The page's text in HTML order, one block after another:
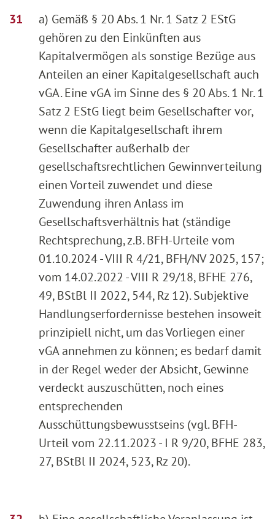
a) Gemäß § 20 Abs. 1 Nr. 1 Satz 2 EStG
gehören zu den Einkünften aus
Kapitalvermögen als sonstige Bezüge aus
Anteilen an einer Kapitalgesellschaft auch
vGA. Eine vGA im Sinne des § 20 Abs. 1 Nr. 1
Satz 2 EStG liegt beim Gesellschafter vor,
wenn die Kapitalgesellschaft ihrem
Gesellschafter außerhalb der
gesellschaftsrechtlichen Gewinnverteilung
einen Vorteil zuwendet und diese
Zuwendung ihren Anlass im
Gesellschaftsverhältnis hat (ständige
Rechtsprechung, z.B. BFH-Urteile vom
01.10.2024 - VIII R 4/21, BFH/NV 2025, 157;
vom 14.02.2022 - VIII R 29/18, BFHE 276,
49, BStBl II 2022, 544, Rz 12). Subjektive
Handlungserfordernisse bestehen insoweit
prinzipiell nicht, um das Vorliegen einer
vGA annehmen zu können; es bedarf damit
in der Regel weder der Absicht, Gewinne
verdeckt auszuschütten, noch eines
entsprechenden
Ausschüttungsbewusstseins (vgl. BFH-
Urteil vom 22.11.2023 - I R 9/20, BFHE 283,
27, BStBl II 2024, 523, Rz 20).